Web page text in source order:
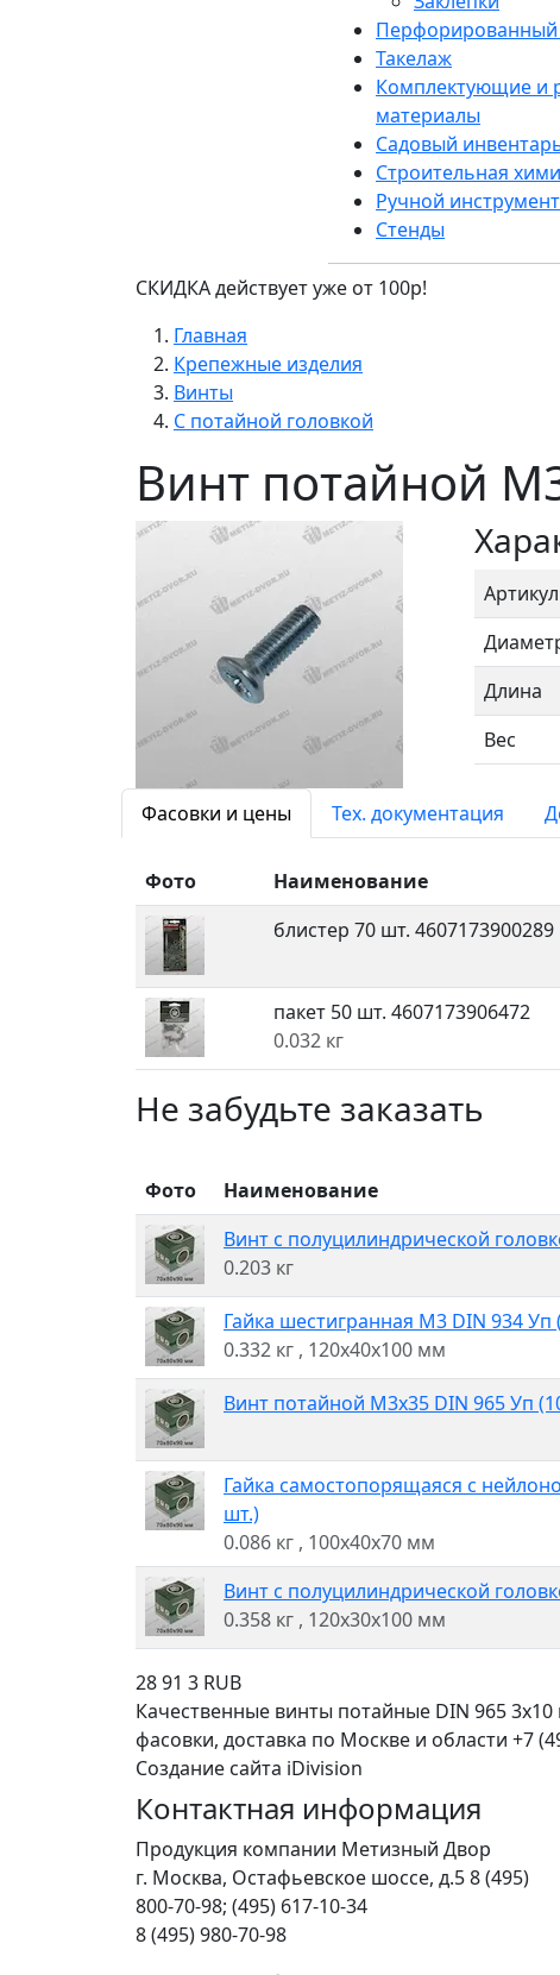
Такелаж
Комплектующие и
материалы
Садовый
Строительная
Ручной инструмент
Стенды
СКИДКА действует уже от 100р!
Главная
Крепежные изделия
Винты
С потайной головкой
Винт потайной
Артикул
Длина
Вес
Фасовки и цены Тех. документация
Фото Наименование
блистер 70 шт. 4607173900289
пакет 50 шт. 4607173906472
0.032 кг
Не забудьте заказать
Фото Наименование
Винт с полуцилиндрической
0.203 кг
Гайка шестигранная M3 DIN 934 Уп
0.332 кг , 120x40x100 мм
Винт потайной M3x35 DIN 965 Уп
Гайка самостопорящаяся с
шт.)
0.086 кг , 100x40x70 мм
Винт с полуцилиндрической
0.358 кг , 120x30x100 мм
2891 3 RUB
Качественные винты потайные DIN 965
фасовки, доставка по Москве и области +7
Создание сайта iDivision
Контактная информация
Продукция компании Метизный Двор
г. Москва, Остафьевское шоссе, д.58 (495)
800-70-98; (495) 617-10-34
8 (495) 980-70-98